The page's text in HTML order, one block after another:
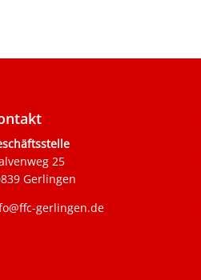
25
Gerlingen
gerlingen.de